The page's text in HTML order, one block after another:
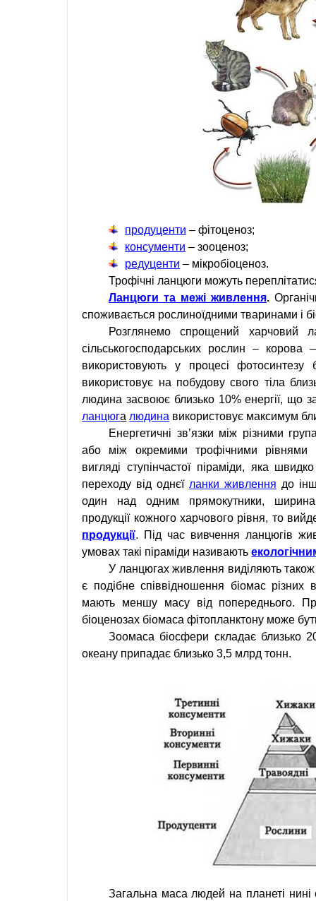
продуценти – фітоценоз;
консументи – зооценоз;
редуценти – мікробіоценоз.
Трофічні ланцюги можуть
Ланцюги та межі живлення.
споживається рослиноїдними тваринами і
Розглянемо спрощений харчовий
сільськогосподарських рослин –
використовують у процесі фотосинтезу
використовує на побудову свого тіла
людина засвоює близько 10% енергії, що
ланцюга людина використовує максимум
Енергетичні зв’язки між різними
або між окремими трофічними рівнями
вигляді ступінчастої піраміди, яка
переходу відоднєї ланки живлення до
один над одним прямокутники,
продукції кожного харчового рівня, то
продукції. Під час вивчення ланцюгів
умовах такі піраміди називають
У ланцюгах живлення виділяють
є подібне співвідношення біомасрізних
мають меншу масу від попереднього.
біоценозах біомаса фітопланктону може
Зоомаса біосфери складає близько
океану припадає близько 3,5 млрдтонн.
Загальна маса людей на планеті